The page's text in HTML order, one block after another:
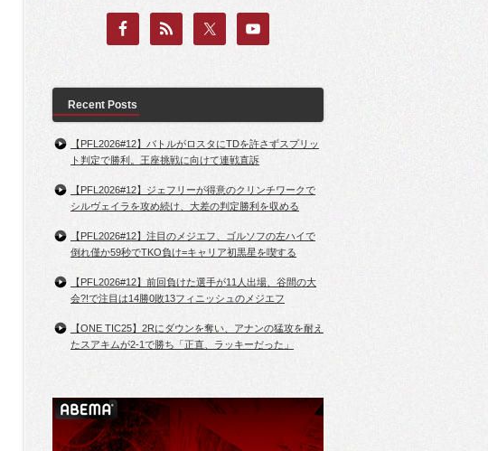
Recent Posts
【PFL2026#12】バトルがロスタにTDを許さずスプリッ
ト判定で勝利。王座挑戦に向けて連戦直訴
【PFL2026#12】ジェフリーが得意のクリンチワークで
シルヴェイラを攻め続け、大差の判定勝利を収める
【PFL2026#12】注目のメジエフ、ゴルソフの左ハイで
倒れ僅か59秒でTKO負け=キャリア初黒星を喫する
【PFL2026#12】前回負けた選手が11人出場、谷間の大
会?!で注目は14勝0敗13フィニッシュのメジエフ
【ONE TIC25】2Rにダウンを奪い、アナンの猛攻を耐え
たスアキムが2-1で勝ち「正直、ラッキーだった」